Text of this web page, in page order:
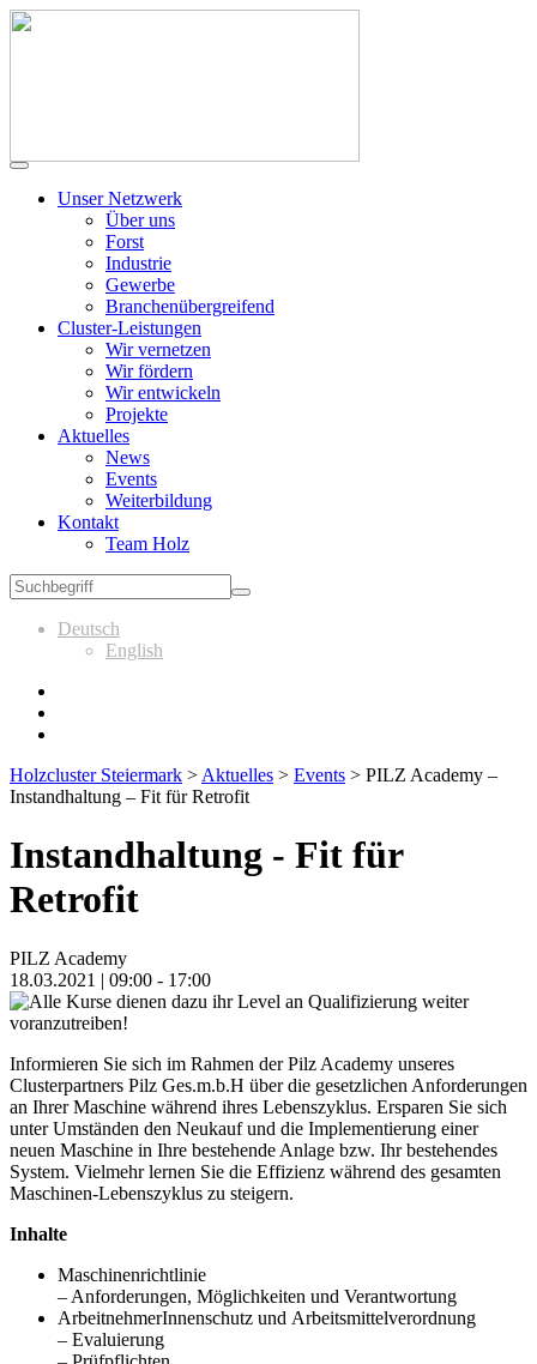
Unser Netzwerk
Über uns
Forst
Industrie
Gewerbe
Branchenübergreifend
Cluster-Leistungen
Wir vernetzen
Wir fördern
Wir entwickeln
Projekte
Aktuelles
News
Events
Weiterbildung
Kontakt
Team Holz
Deutsch
English
Holzcluster Steiermark > Aktuelles > Events > PILZ Academy –
Instandhaltung – Fit für Retrofit
Instandhaltung - Fit für
Retrofit
PILZ Academy
18.03.2021 | 09:00 - 17:00
Informieren Sie sich im Rahmen der Pilz Academy unseres
Clusterpartners Pilz Ges.m.b.H über die gesetzlichen Anforderungen
an Ihrer Maschine während ihres Lebenszyklus. Ersparen Sie sich
unter Umständen den Neukauf und die Implementierung einer
neuen Maschine in Ihre bestehende Anlage bzw. Ihr bestehendes
System. Vielmehr lernen Sie die Effizienz während des gesamten
Maschinen-Lebenszyklus zu steigern.
Inhalte
Maschinenrichtlinie
– Anforderungen, Möglichkeiten und Verantwortung
ArbeitnehmerInnenschutz und Arbeitsmittelverordnung
– Evaluierung